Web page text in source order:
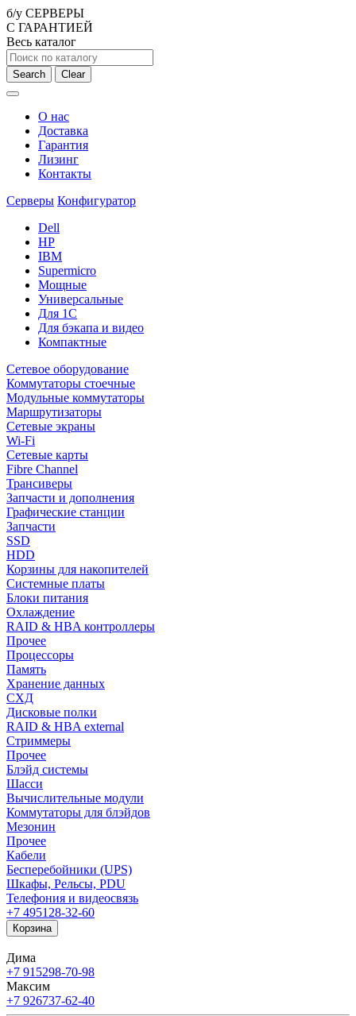
б/у СЕРВЕРЫ
С ГАРАНТИЕЙ
Весь каталог
Search Clear
О нас
Доставка
Гарантия
Лизинг
Контакты
Серверы Конфигуратор
Dell
HP
IBM
Supermicro
Мощные
Универсальные
Для 1С
Для бэкапа и видео
Компактные
Сетевое оборудование
Коммутаторы стоечные
Модульные коммутаторы
Маршрутизаторы
Сетевые экраны
Wi-Fi
Сетевые карты
Fibre Channel
Трансиверы
Запчасти и дополнения
Графические станции
Запчасти
SSD
HDD
Корзины для накопителей
Системные платы
Блоки питания
Охлаждение
RAID & HBA контроллеры
Прочее
Процессоры
Память
Хранение данных
СХД
Дисковые полки
RAID & HBA external
Стриммеры
Прочее
Блэйд системы
Шасси
Вычислительные модули
Коммутаторы для блэйдов
Мезонин
Прочее
Кабели
Бесперебойники (UPS)
Шкафы, Рельсы, PDU
Телефония и видеосвязь
+7 495128-32-60
Корзина
Дима
+7 915298-70-98
Максим
+7 926737-62-40